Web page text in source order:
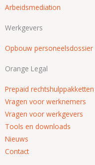
Arbeidsmediation
Werkgevers
Opbouw personeelsdossier
Orange Legal
Prepaid rechtshulppakketten
Vragen voor werknemers
Vragen voor werkgevers
Tools en downloads
Nieuws
Contact